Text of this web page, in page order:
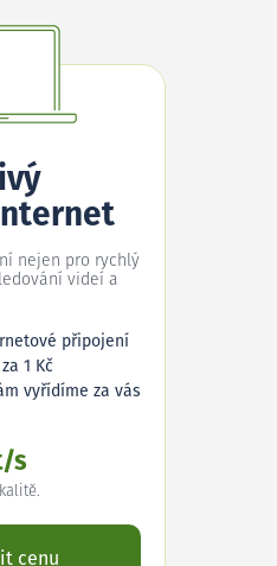
nejen pro rychlý
videí a
připojení
1 Kč
vyřídíme za vás
s
cenu